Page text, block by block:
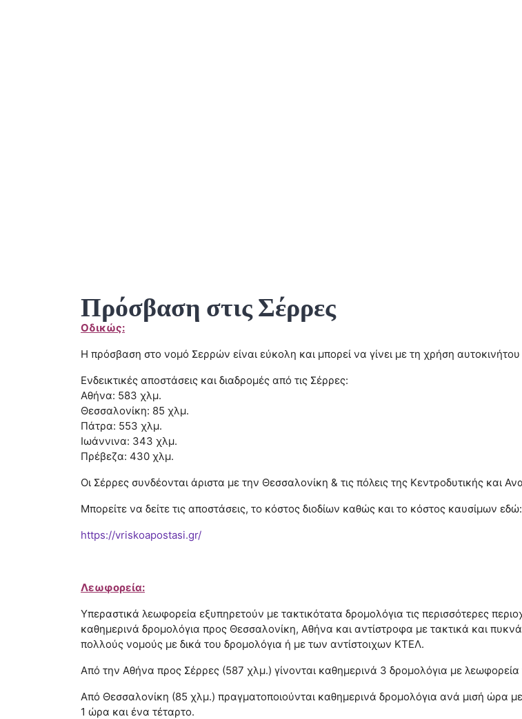
Πρόσβαση στις Σέρρες
Οδικώς:
Η πρόσβαση στο νομό Σερρών είναι εύκολη και μπορεί να γίνει με τη χρήση
Ενδεικτικές αποστάσεις και διαδρομές από τις Σέρρες:
Αθήνα: 583 χλμ.
Θεσσαλονίκη: 85 χλμ.
Πάτρα: 553 χλμ.
Ιωάννινα: 343 χλμ.
Πρέβεζα: 430 χλμ.
Οι Σέρρες συνδέονται άριστα με την Θεσσαλονίκη & τις πόλεις της Κεντροδυτικής και
Μπορείτε να δείτε τις αποστάσεις, το κόστος διοδίων καθώς και το κόστος καυσίμων εδώ:
https://vriskoapostasi.gr/
Λεωφορεία:
Υπεραστικά λεωφορεία εξυπηρετούν με τακτικότατα δρομολόγια τις περισσότερες
καθημερινά δρομολόγια προς Θεσσαλονίκη, Αθήνα και αντίστροφα με τακτικά και
πολλούς νομούς με δικά του δρομολόγια ή με των αντίστοιχων ΚΤΕΛ.
Από την Αθήνα προς Σέρρες (587 χλμ.) γίνονται καθημερινά 3 δρομολόγια με
Από Θεσσαλονίκη (85 χλμ.) πραγματοποιούνται καθημερινά δρομολόγια ανά μισή ώρα
1 ώρα και ένα τέταρτο.